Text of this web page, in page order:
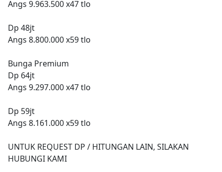
Angs 9.963.500 x47 tlo
Dp 48jt
Angs 8.800.000 x59 tlo
Bunga Premium
Dp 64jt
Angs 9.297.000 x47 tlo
Dp 59jt
Angs 8.161.000 x59 tlo
UNTUK REQUEST DP / HITUNGAN LAIN, SILAKAN
HUBUNGI KAMI